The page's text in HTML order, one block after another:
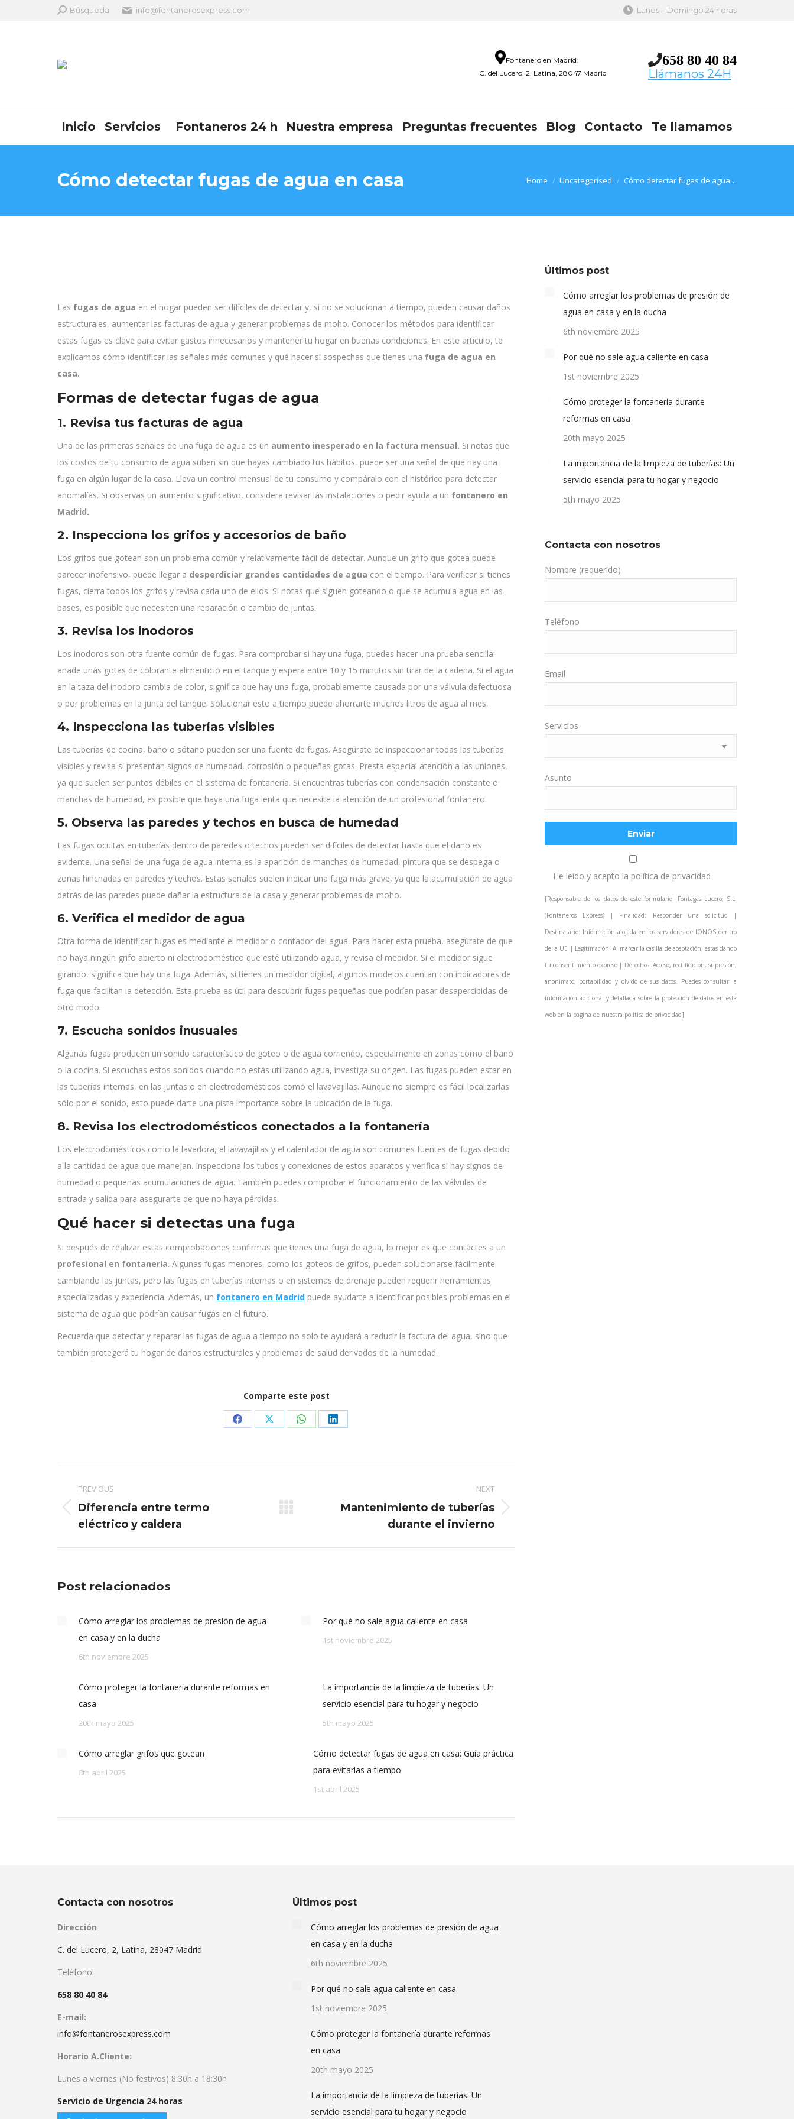
Search:
Búsqueda info@fontanerosexpress.com Lunes – Domingo 24 horas
Fontanero en Madrid:
C. del Lucero, 2, Latina, 28047 Madrid
658 80 40 84
Llámanos 24H
Inicio Servicios Fontaneros 24 h Nuestra empresa Preguntas frecuentes Blog Contacto Te llamamos
Cómo detectar fugas de agua en casa You are here:
Home Uncategorised Cómo detectar fugas de agua…
Las fugas de agua en el hogar pueden ser difíciles de detectar y, si no se solucionan a tiempo, pueden causar daños
estructurales, aumentar las facturas de agua y generar problemas de moho. Conocer los métodos para identificar
estas fugas es clave para evitar gastos innecesarios y mantener tu hogar en buenas condiciones. En este artículo, te
explicamos cómo identificar las señales más comunes y qué hacer si sospechas que tienes una fuga de agua en
casa.
Formas de detectar fugas de agua
1. Revisa tus facturas de agua
Una de las primeras señales de una fuga de agua es un aumento inesperado en la factura mensual. Si notas que
los costos de tu consumo de agua suben sin que hayas cambiado tus hábitos, puede ser una señal de que hay una
fuga en algún lugar de la casa. Lleva un control mensual de tu consumo y compáralo con el histórico para detectar
anomalías. Si observas un aumento significativo, considera revisar las instalaciones o pedir ayuda a un fontanero en
Madrid.
2. Inspecciona los grifos y accesorios de baño
Los grifos que gotean son un problema común y relativamente fácil de detectar. Aunque un grifo que gotea puede
parecer inofensivo, puede llegar a desperdiciar grandes cantidades de agua con el tiempo. Para verificar si tienes
fugas, cierra todos los grifos y revisa cada uno de ellos. Si notas que siguen goteando o que se acumula agua en las
bases, es posible que necesiten una reparación o cambio de juntas.
3. Revisa los inodoros
Los inodoros son otra fuente común de fugas. Para comprobar si hay una fuga, puedes hacer una prueba sencilla:
añade unas gotas de colorante alimenticio en el tanque y espera entre 10 y 15 minutos sin tirar de la cadena. Si el agua
en la taza del inodoro cambia de color, significa que hay una fuga, probablemente causada por una válvula defectuosa
o por problemas en la junta del tanque. Solucionar esto a tiempo puede ahorrarte muchos litros de agua al mes.
4. Inspecciona las tuberías visibles
Las tuberías de cocina, baño o sótano pueden ser una fuente de fugas. Asegúrate de inspeccionar todas las tuberías
visibles y revisa si presentan signos de humedad, corrosión o pequeñas gotas. Presta especial atención a las uniones,
ya que suelen ser puntos débiles en el sistema de fontanería. Si encuentras tuberías con condensación constante o
manchas de humedad, es posible que haya una fuga lenta que necesite la atención de un profesional fontanero.
5. Observa las paredes y techos en busca de humedad
Las fugas ocultas en tuberías dentro de paredes o techos pueden ser difíciles de detectar hasta que el daño es
evidente. Una señal de una fuga de agua interna es la aparición de manchas de humedad, pintura que se despega o
zonas hinchadas en paredes y techos. Estas señales suelen indicar una fuga más grave, ya que la acumulación de agua
detrás de las paredes puede dañar la estructura de la casa y generar problemas de moho.
6. Verifica el medidor de agua
Otra forma de identificar fugas es mediante el medidor o contador del agua. Para hacer esta prueba, asegúrate de que
no haya ningún grifo abierto ni electrodoméstico que esté utilizando agua, y revisa el medidor. Si el medidor sigue
girando, significa que hay una fuga. Además, si tienes un medidor digital, algunos modelos cuentan con indicadores de
fuga que facilitan la detección. Esta prueba es útil para descubrir fugas pequeñas que podrían pasar desapercibidas de
otro modo.
7. Escucha sonidos inusuales
Algunas fugas producen un sonido característico de goteo o de agua corriendo, especialmente en zonas como el baño
o la cocina. Si escuchas estos sonidos cuando no estás utilizando agua, investiga su origen. Las fugas pueden estar en
las tuberías internas, en las juntas o en electrodomésticos como el lavavajillas. Aunque no siempre es fácil localizarlas
sólo por el sonido, esto puede darte una pista importante sobre la ubicación de la fuga.
8. Revisa los electrodomésticos conectados a la fontanería
Los electrodomésticos como la lavadora, el lavavajillas y el calentador de agua son comunes fuentes de fugas debido
a la cantidad de agua que manejan. Inspecciona los tubos y conexiones de estos aparatos y verifica si hay signos de
humedad o pequeñas acumulaciones de agua. También puedes comprobar el funcionamiento de las válvulas de
entrada y salida para asegurarte de que no haya pérdidas.
Qué hacer si detectas una fuga
Si después de realizar estas comprobaciones confirmas que tienes una fuga de agua, lo mejor es que contactes a un
profesional en fontanería. Algunas fugas menores, como los goteos de grifos, pueden solucionarse fácilmente
cambiando las juntas, pero las fugas en tuberías internas o en sistemas de drenaje pueden requerir herramientas
especializadas y experiencia. Además, un fontanero en Madrid puede ayudarte a identificar posibles problemas en el
sistema de agua que podrían causar fugas en el futuro.
Recuerda que detectar y reparar las fugas de agua a tiempo no solo te ayudará a reducir la factura del agua, sino que
también protegerá tu hogar de daños estructurales y problemas de salud derivados de la humedad.
Comparte este post
Share
Facebook
Share
X
Share
WhatsApp
Share
LinkedIn
navigation
PREVIOUS
Previous
post:
Diferencia entre termo
eléctrico y caldera
NEXT
Mantenimiento de tuberías
durante el invierno
Post relacionados
Cómo arreglar los problemas de presión de agua
en casa y en la ducha
6th noviembre 2025
Por qué no sale agua caliente en casa
1st noviembre 2025
Cómo proteger la fontanería durante reformas en
casa
20th mayo 2025
La importancia de la limpieza de tuberías: Un
servicio esencial para tu hogar y negocio
5th mayo 2025
Cómo arreglar grifos que gotean
8th abril 2025
Cómo detectar fugas de agua en casa: Guía práctica
para evitarlas a tiempo
1st abril 2025
Últimos post
Cómo arreglar los problemas de presión de
agua en casa y en la ducha
6th noviembre 2025
Por qué no sale agua caliente en casa
1st noviembre 2025
Cómo proteger la fontanería durante
reformas en casa
20th mayo 2025
La importancia de la limpieza de tuberías: Un
servicio esencial para tu hogar y negocio
5th mayo 2025
Contacta con nosotros
Nombre (requerido)
Teléfono
Email
Servicios
Asunto
He leído y acepto la política de privacidad
[Responsable de los datos de este formulario: Fontagas Lucero, S.L.
(Fontaneros Express) | Finalidad: Responder una solicitud |
Destinatario: Información alojada en los servidores de IONOS dentro
de la UE | Legitimación: Al marcar la casilla de aceptación, estás dando
tu consentimiento expreso | Derechos: Acceso, rectificación, supresión,
anonimato, portabilidad y olvido de sus datos. Puedes consultar la
información adicional y detallada sobre la protección de datos en esta
web en la página de nuestra política de privacidad]
Contacta con nosotros
Dirección
C. del Lucero, 2, Latina, 28047 Madrid
Teléfono:
658 80 40 84
E-mail:
info@fontanerosexpress.com
Horario A.Cliente:
Lunes a viernes (No festivos) 8:30h a 18:30h
Servicio de Urgencia 24 horas
Últimos post
Cómo arreglar los problemas de presión de agua
en casa y en la ducha
6th noviembre 2025
Por qué no sale agua caliente en casa
1st noviembre 2025
Cómo proteger la fontanería durante reformas
en casa
20th mayo 2025
La importancia de la limpieza de tuberías: Un
servicio esencial para tu hogar y negocio